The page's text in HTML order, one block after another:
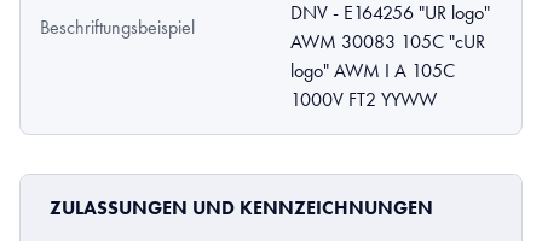
Beschriftungsbeispiel
DNV - E164256 "UR logo"
AWM 30083 105C "cUR
logo" AWM I A 105C
1000V FT2 YYWW
ZULASSUNGEN UND KENNZEICHNUNGEN